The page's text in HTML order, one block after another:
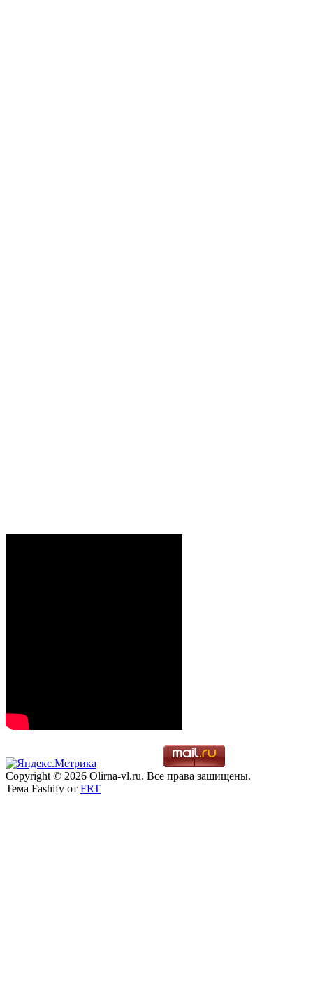
Copyright © 2026 Olirna-vl.ru. Все права защищены.
Тема Fashify от FRT